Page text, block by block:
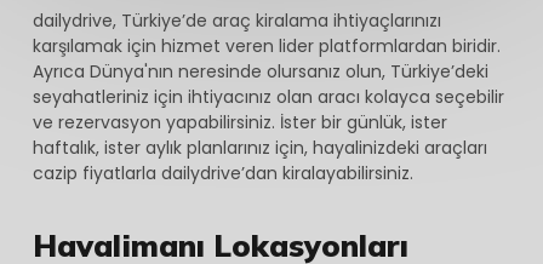
dailydrive, Türkiye’de araç kiralama ihtiyaçlarınızı
karşılamak için hizmet veren lider platformlardan biridir.
Ayrıca Dünya'nın neresinde olursanız olun, Türkiye’deki
seyahatleriniz için ihtiyacınız olan aracı kolayca seçebilir
ve rezervasyon yapabilirsiniz. İster bir günlük, ister
haftalık, ister aylık planlarınız için, hayalinizdeki araçları
cazip fiyatlarla dailydrive’dan kiralayabilirsiniz.
Havalimanı Lokasyonları